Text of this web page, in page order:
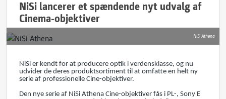
NiSi lancerer et spændende nyt udvalg af
Cinema-objektiver
NiSi Athena
NiSi er kendt for at producere optik i verdensklasse, og nu
udvider de deres produktsortiment til at omfatte en helt ny
serie af professionelle Cine-objektiver.
Den nye serie af NiSi Athena Cine-objektiver fås i PL-, Sony E